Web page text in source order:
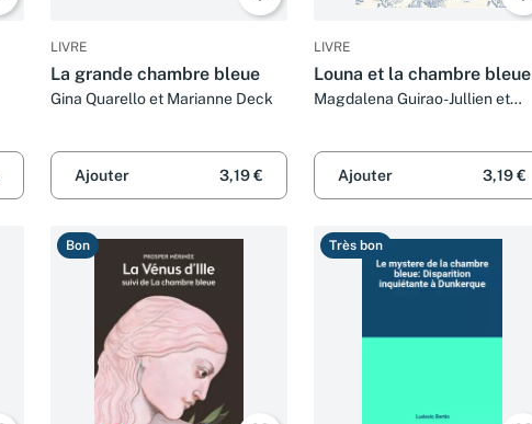
LIVRE
La grande chambre bleue
Gina Quarello et Marianne Deck
Ajouter 3,19 €
LIVRE
Louna et la chambre bleue
Magdalena Guirao-Jullien et
Ajouter 3,19 €
Bon Très bon